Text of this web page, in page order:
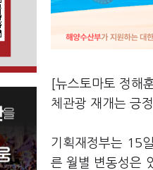
[뉴스토마토 정해
체관광 재개는 긍
기획재정부는 15
른 월별 변동성은